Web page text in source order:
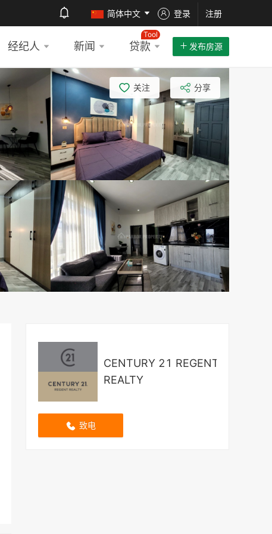
简体中文 登录 注册
经纪人 新闻 贷款
Tool
发布房源
关注 分享
CENTURY 21 REGENT
REALTY
致电